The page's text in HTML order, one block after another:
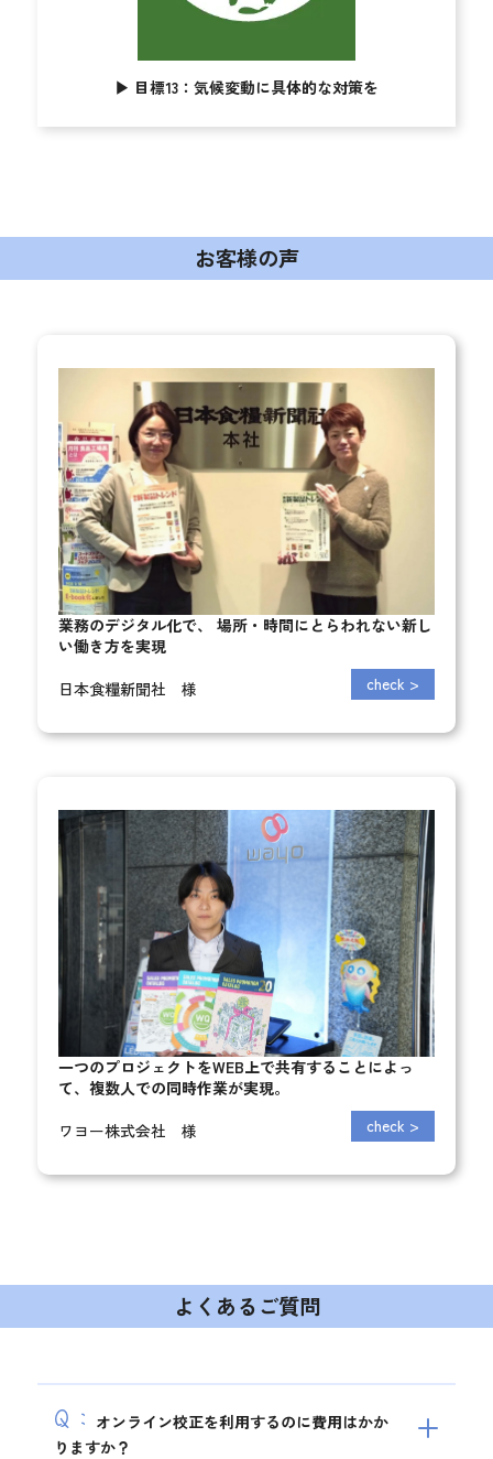
▶︎ 目標13：気候変動に具体的な対策を
お客様の声
業務のデジタル化で、
場所・時間にとらわれない新し
い働き方を実現
日本食糧新聞社 様
check >
一つのプロジェクトをWEB上で共有することによっ
て、 複数人での同時作業が実現。
ワヨー株式会社 様
check >
よくあるご質問
Q： オンライン校正を利用するのに費用はかか
りますか？